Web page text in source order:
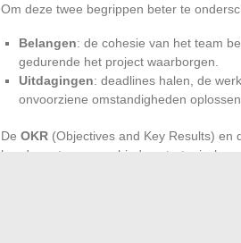
Om deze twee begrippen beter te
Belangen: de cohesie van het team
gedurende het project waarborgen.
Uitdagingen: deadlines halen, de
onvoorziene omstandigheden oplossen.
De OKR (Objectives and Key Results) en
bondgenoten: ze verbinden strategische